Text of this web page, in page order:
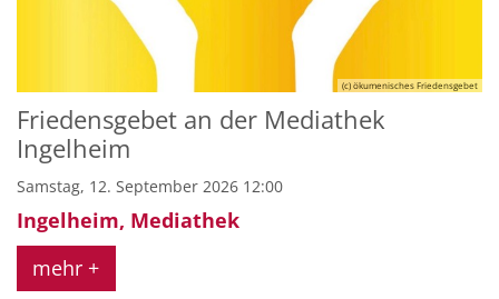
(c) ökumenisches Friedensgebet
Friedensgebet an der Mediathek
Ingelheim
Samstag, 12. September 2026 12:00
Ingelheim, Mediathek
mehr +